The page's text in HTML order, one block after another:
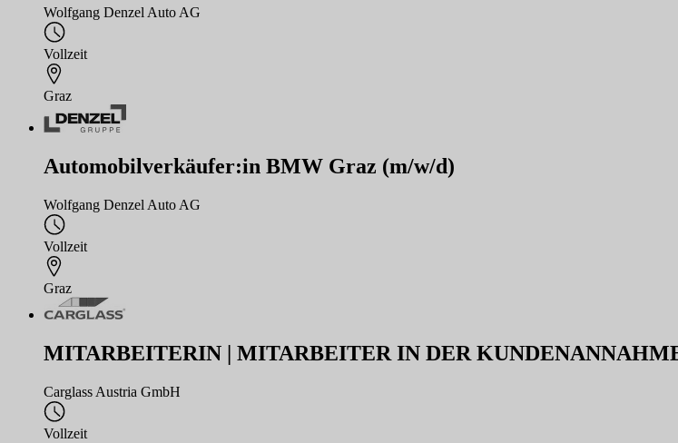
Wolfgang Denzel Auto AG
Vollzeit
Graz
Automobilverkäufer:in BMW Graz (m/w/d)
Wolfgang Denzel Auto AG
Vollzeit
Graz
MITARBEITERIN | MITARBEITER IN DER
Carglass Austria GmbH
Vollzeit